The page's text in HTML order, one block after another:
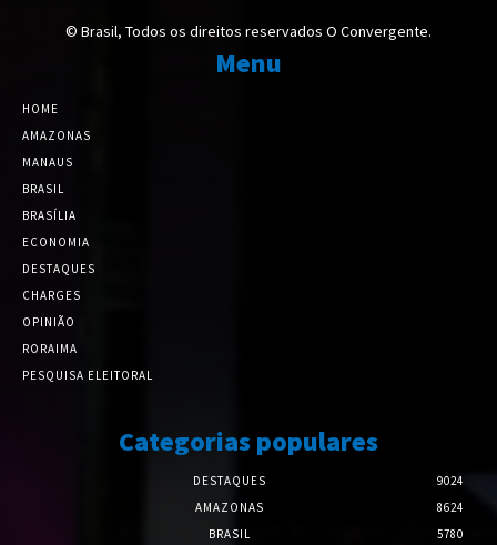
© Brasil, Todos os direitos reservados O Convergente.
Menu
HOME
AMAZONAS
MANAUS
BRASIL
BRASÍLIA
ECONOMIA
DESTAQUES
CHARGES
OPINIÃO
RORAIMA
PESQUISA ELEITORAL
Categorias populares
DESTAQUES
9024
AMAZONAS
8624
BRASIL
5780